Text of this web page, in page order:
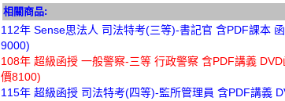
相關商品:
112年 Sense思法人 司法特考(三等)-書記官 含PDF課本
9000)
108年 超級函授 一般警察-三等 行政警察 含PDF講義
價8100)
115年 超級函授 司法特考(四等)-監所管理員 含PDF講義